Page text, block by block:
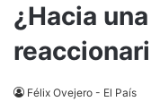
¿Hacia
Félix Ovejero - El País